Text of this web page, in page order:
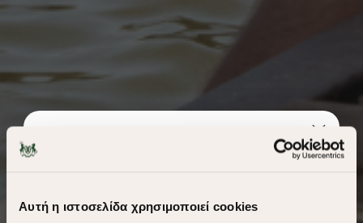
Αυτή η ιστοσελίδα χρησιμοποιεί cookies